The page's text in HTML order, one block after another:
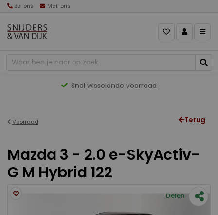
Bel ons Mail ons
Snel wisselende voorraad
Voorraad Terug
Mazda 3 - 2.0 e-SkyActiv-
G M Hybrid 122
Delen